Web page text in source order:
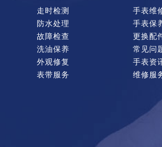
走时检测
防水处理
故障检查
洗油保养
外观修复
表带服务
手表维
手表保
更换配
常见问
手表资
维修服